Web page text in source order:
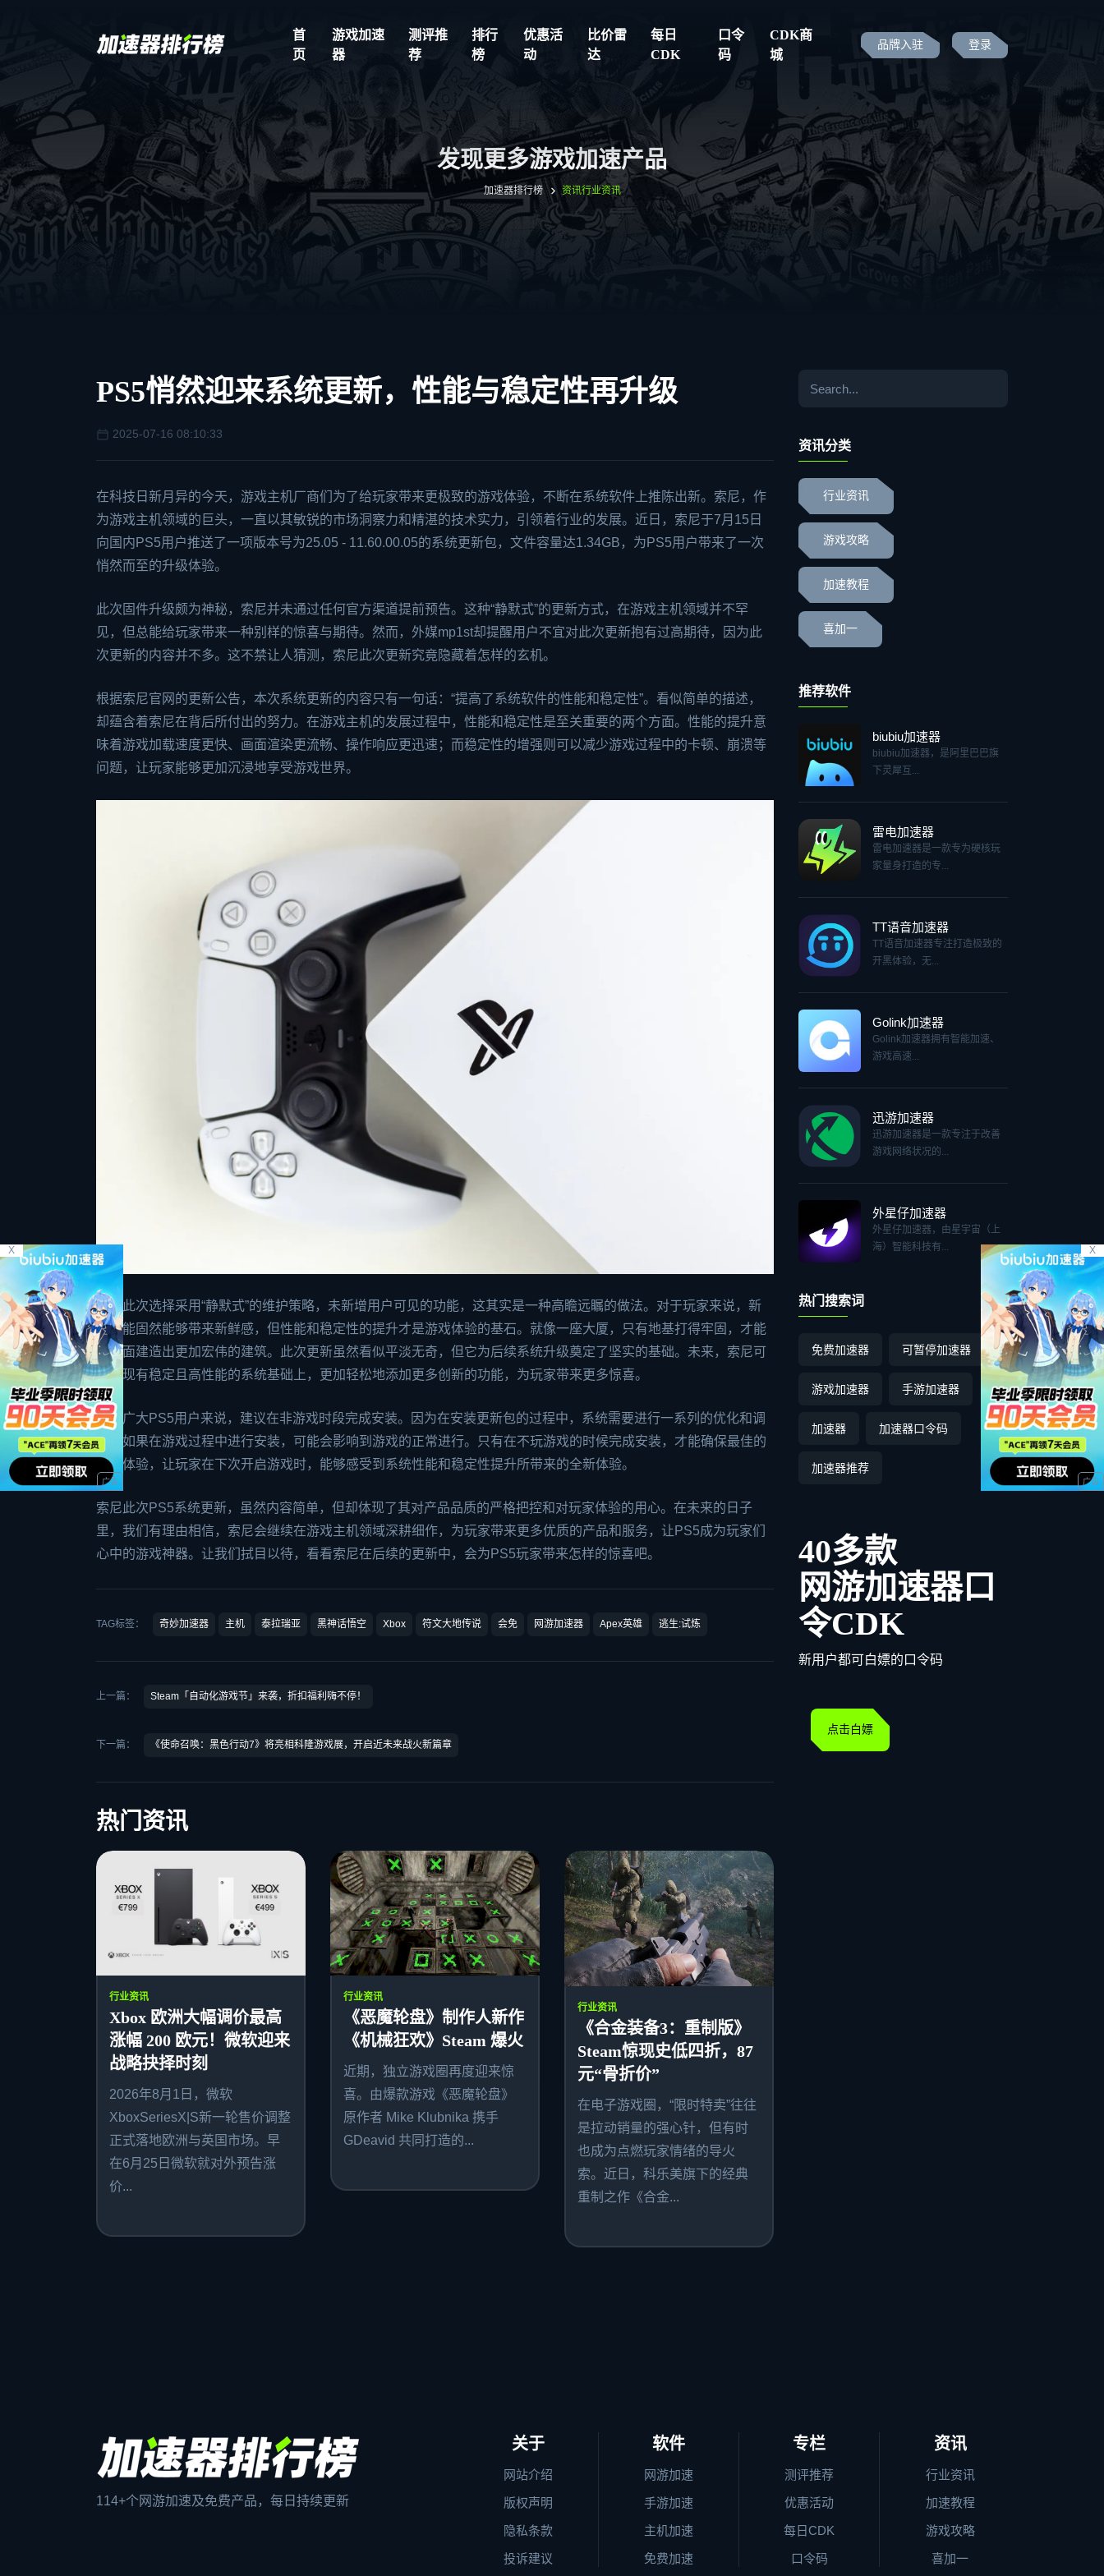
首
页
游戏加速
器
测评推
荐
排行
榜
优惠活
动
比价雷
达
每日
CDK
口令
码
CDK商
城
品牌入驻 登录
X X
发现更多游戏加速产品
加速器排行榜 资讯行业资讯
PS5悄然迎来系统更新，性能与稳定性再升级
2025-07-16 08:10:33
在科技日新月异的今天，游戏主机厂商们为了给玩家带来更极致的游戏体验，不断在系统软件上推陈出新。索尼，作
为游戏主机领域的巨头，一直以其敏锐的市场洞察力和精湛的技术实力，引领着行业的发展。近日，索尼于7月15日
向国内PS5用户推送了一项版本号为25.05 - 11.60.00.05的系统更新包，文件容量达1.34GB，为PS5用户带来了一次
悄然而至的升级体验。
此次固件升级颇为神秘，索尼并未通过任何官方渠道提前预告。这种“静默式”的更新方式，在游戏主机领域并不罕
见，但总能给玩家带来一种别样的惊喜与期待。然而，外媒mp1st却提醒用户不宜对此次更新抱有过高期待，因为此
次更新的内容并不多。这不禁让人猜测，索尼此次更新究竟隐藏着怎样的玄机。
根据索尼官网的更新公告，本次系统更新的内容只有一句话：“提高了系统软件的性能和稳定性”。看似简单的描述，
却蕴含着索尼在背后所付出的努力。在游戏主机的发展过程中，性能和稳定性是至关重要的两个方面。性能的提升意
味着游戏加载速度更快、画面渲染更流畅、操作响应更迅速；而稳定性的增强则可以减少游戏过程中的卡顿、崩溃等
问题，让玩家能够更加沉浸地享受游戏世界。
索尼此次选择采用“静默式”的维护策略，未新增用户可见的功能，这其实是一种高瞻远瞩的做法。对于玩家来说，新
增功能固然能够带来新鲜感，但性能和稳定性的提升才是游戏体验的基石。就像一座大厦，只有地基打得牢固，才能
在上面建造出更加宏伟的建筑。此次更新虽然看似平淡无奇，但它为后续系统升级奠定了坚实的基础。未来，索尼可
以在现有稳定且高性能的系统基础上，更加轻松地添加更多创新的功能，为玩家带来更多惊喜。
对于广大PS5用户来说，建议在非游戏时段完成安装。因为在安装更新包的过程中，系统需要进行一系列的优化和调
整，如果在游戏过程中进行安装，可能会影响到游戏的正常进行。只有在不玩游戏的时候完成安装，才能确保最佳的
使用体验，让玩家在下次开启游戏时，能够感受到系统性能和稳定性提升所带来的全新体验。
索尼此次PS5系统更新，虽然内容简单，但却体现了其对产品品质的严格把控和对玩家体验的用心。在未来的日子
里，我们有理由相信，索尼会继续在游戏主机领域深耕细作，为玩家带来更多优质的产品和服务，让PS5成为玩家们
心中的游戏神器。让我们拭目以待，看看索尼在后续的更新中，会为PS5玩家带来怎样的惊喜吧。
TAG标签： 奇妙加速器 主机 泰拉瑞亚 黑神话悟空 Xbox 符文大地传说 会免 网游加速器 Apex英雄 逃生:试炼
上一篇： Steam「自动化游戏节」来袭，折扣福利嗨不停！
下一篇： 《使命召唤：黑色行动7》将亮相科隆游戏展，开启近未来战火新篇章
热门资讯
行业资讯
Xbox 欧洲大幅调价最高
涨幅 200 欧元！微软迎来
战略抉择时刻
2026年8月1日，微软
XboxSeriesX|S新一轮售价调整
正式落地欧洲与英国市场。早
在6月25日微软就对外预告涨
价...
行业资讯
《恶魔轮盘》制作人新作
《机械狂欢》Steam 爆火
近期，独立游戏圈再度迎来惊
喜。由爆款游戏《恶魔轮盘》
原作者 Mike Klubnika 携手
GDeavid 共同打造的...
行业资讯
《合金装备3：重制版》
Steam惊现史低四折，87
元“骨折价”
在电子游戏圈，“限时特卖”往往
是拉动销量的强心针，但有时
也成为点燃玩家情绪的导火
索。近日，科乐美旗下的经典
重制之作《合金...
资讯分类
行业资讯
游戏攻略
加速教程
喜加一
推荐软件
biubiu加速器
biubiu加速器，是阿里巴巴旗
下灵犀互...
雷电加速器
雷电加速器是一款专为硬核玩
家量身打造的专...
TT语音加速器
TT语音加速器专注打造极致的
开黑体验，无...
Golink加速器
Golink加速器拥有智能加速、
游戏高速...
迅游加速器
迅游加速器是一款专注于改善
游戏网络状况的...
外星仔加速器
外星仔加速器，由星宇宙（上
海）智能科技有...
热门搜索词
免费加速器 可暂停加速器
游戏加速器 手游加速器
加速器 加速器口令码
加速器推荐
40多款
网游加速器口
令CDK
新用户都可白嫖的口令码
点击白嫖
114+个网游加速及免费产品，每日持续更新
关于
网站介绍
版权声明
隐私条款
投诉建议
软件
网游加速
手游加速
主机加速
免费加速
专栏
测评推荐
优惠活动
每日CDK
口令码
资讯
行业资讯
加速教程
游戏攻略
喜加一